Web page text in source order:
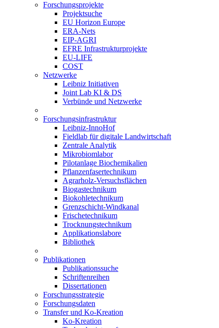
Forschungsprojekte
Projektsuche
EU Horizon Europe
ERA-Nets
EIP-AGRI
EFRE Infrastrukturprojekte
EU-LIFE
COST
Netzwerke
Leibniz Initiativen
Joint Lab KI & DS
Verbünde und Netzwerke
Forschungsinfrastruktur
Leibniz-InnoHof
Fieldlab für digitale Landwirtschaft
Zentrale Analytik
Mikrobiomlabor
Pilotanlage Biochemikalien
Pflanzenfasertechnikum
Agrarholz-Versuchsflächen
Biogastechnikum
Biokohletechnikum
Grenzschicht-Windkanal
Frischetechnikum
Trocknungstechnikum
Applikationslabore
Bibliothek
Publikationen
Publikationssuche
Schriftenreihen
Dissertationen
Forschungsstrategie
Forschungsdaten
Transfer und Ko-Kreation
Ko-Kreation